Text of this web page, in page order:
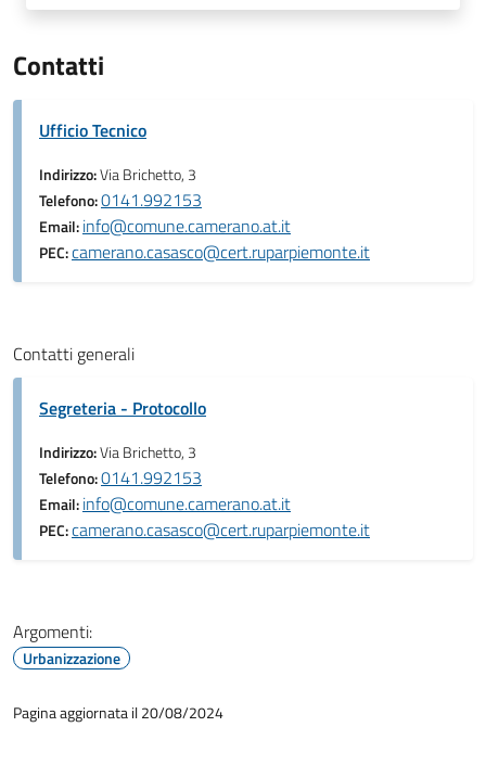
Contatti
Ufficio Tecnico
Indirizzo:Via Brichetto, 3
Telefono:0141.992153
Email:info@comune.camerano.at.it
PEC:camerano.casasco@cert.ruparpiemonte.it
Contatti generali
Segreteria - Protocollo
Indirizzo:Via Brichetto, 3
Telefono:0141.992153
Email:info@comune.camerano.at.it
PEC:camerano.casasco@cert.ruparpiemonte.it
Argomenti:
Urbanizzazione
Pagina aggiornata il 20/08/2024